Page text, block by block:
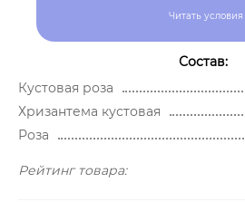
Читать условия
Состав:
Кустовая роза
Хризантема кустовая
Роза
Рейтинг товара: